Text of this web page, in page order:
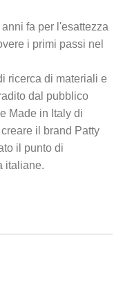
fa per l'esattezza
i primi passi nel
ricerca di materiali e
dal pubblico
Made in Italy di
il brand Patty
il punto di
italiane.